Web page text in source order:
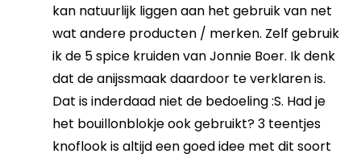
kan natuurlijk liggen aan het gebruik van net
wat andere producten / merken. Zelf gebruik
ik de 5 spice kruiden van Jonnie Boer. Ik denk
dat de anijssmaak daardoor te verklaren is.
Dat is inderdaad niet de bedoeling :S. Had je
het bouillonblokje ook gebruikt? 3 teentjes
knoflook is altijd een goed idee met dit soort